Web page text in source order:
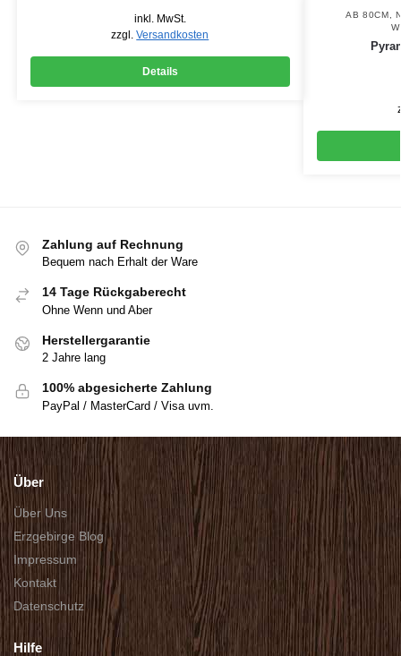
inkl. MwSt.
zzgl.Versandkosten
Details
AB 80CM ,
Zahlung auf Rechnung
Bequem nach Erhalt der Ware
14 Tage Rückgaberecht
Ohne Wenn und Aber
Herstellergarantie
2 Jahre lang
100% abgesicherte Zahlung
PayPal / MasterCard / Visa uvm.
Über
Über Uns
Erzgebirge Blog
Impressum
Kontakt
Datenschutz
Hilfe